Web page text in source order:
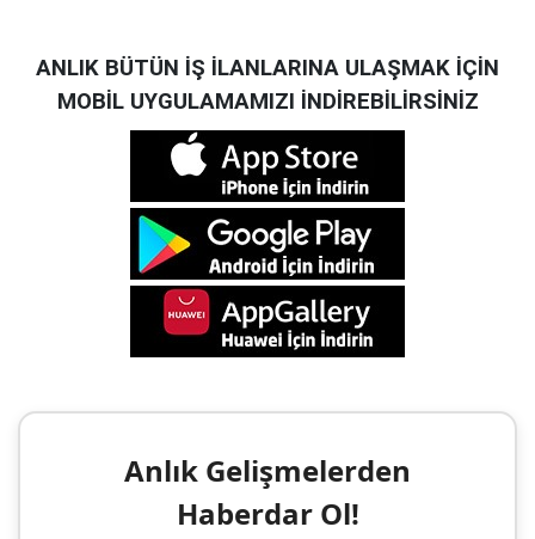
ANLIK BÜTÜN İŞ İLANLARINA ULAŞMAK İÇİN
MOBİL UYGULAMAMIZI İNDİREBİLİRSİNİZ
Anlık Gelişmelerden
Haberdar Ol!